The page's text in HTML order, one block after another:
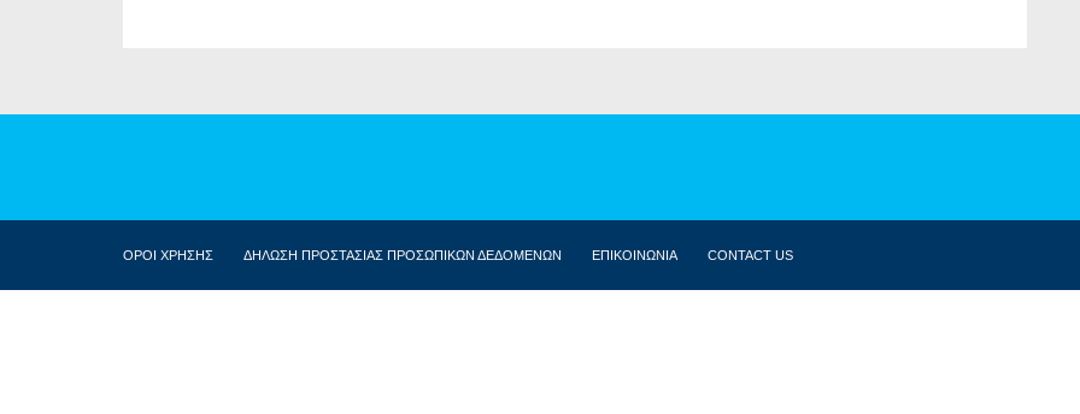
ΟΡΟΙ ΧΡΗΣΗΣ ΔΗΛΩΣΗ ΠΡΟΣΤΑΣΙΑΣ ΠΡΟΣΩΠΙΚΩΝ ΔΕΔΟΜΕΝΩΝ ΕΠΙΚΟΙΝΩΝΙΑ CONTACT US